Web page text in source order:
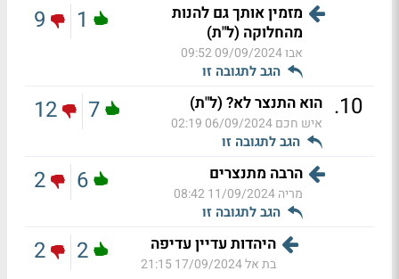
מזמין אותך גם להנות
מהחלוקה (ל"ת)
אבו09/09/2024 09:52
הגב לתגובה זו
1
9
10
. הוא התנצר לא? (ל"ת)
איש חכם06/09/2024 02:19
הגב לתגובה זו
7
12
הרבה מתנצרים
מריה11/09/2024 08:42
הגב לתגובה זו
6
2
היהדות עדיין עדיפה
בת אל17/09/2024 21:15
2
2